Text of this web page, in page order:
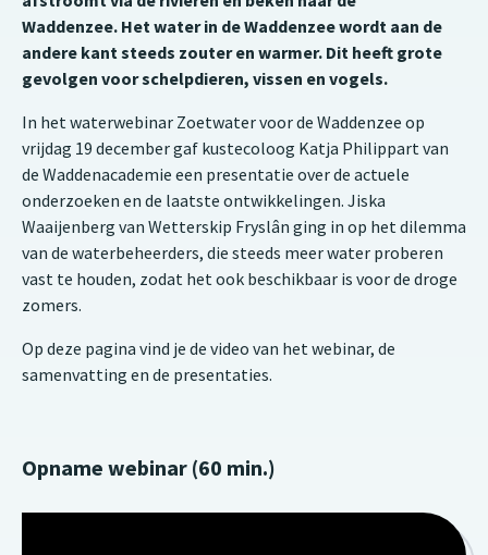
Waddenzee. Het water in de Waddenzee wordt aan de
andere kant steeds zouter en warmer. Dit heeft grote
gevolgen voor schelpdieren, vissen en vogels.
In het waterwebinar Zoetwater voor de Waddenzee op
vrijdag 19 december gaf kustecoloog Katja Philippart van
de Waddenacademie een presentatie over de actuele
onderzoeken en de laatste ontwikkelingen. Jiska
Waaijenberg van Wetterskip Fryslân ging in op het dilemma
van de waterbeheerders, die steeds meer water proberen
vast te houden, zodat het ook beschikbaar is voor de droge
zomers.
Op deze pagina vind je de video van het webinar, de
samenvatting en de presentaties.
Opname webinar (60 min.)